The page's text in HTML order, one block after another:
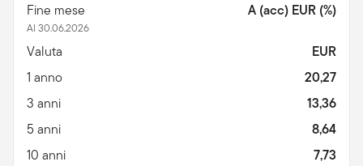
Fine mese
Al 30.06.2026
A (acc) EUR (%)
Valuta
EUR
1 anno
20,27
3 anni
13,36
5 anni
8,64
10 anni
7,73